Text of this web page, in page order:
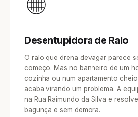
Desentupidora de Ralo
O ralo que drena devagar parece
começo. Mas no banheiro de um
cozinha ou num apartamento
acaba virando um problema. A
na Rua Raimundo da Silva e
bagunça e sem demora.